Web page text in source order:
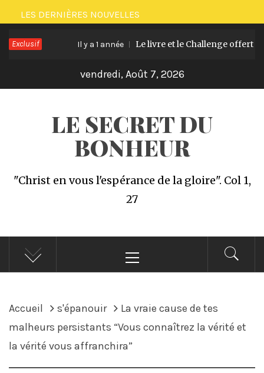
Passer
au
contenu
LES DERNIÈRES NOUVELLES
Exclusif Il y a 1 année Le livre et le Challenge offert “21
vendredi, Août 7, 2026
LE SECRET DU
BONHEUR
"Christ en vous l'espérance de la gloire". Col 1,
27
principal
Accueil s'épanouir
La vraie cause de tes
malheurs persistants “Vous connaîtrez la vérité et
la vérité vous affranchira”